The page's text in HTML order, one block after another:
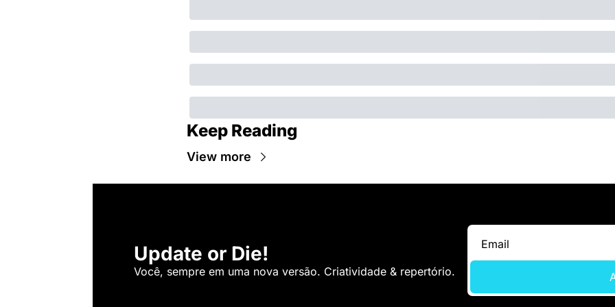
Keep Reading
View more
Update or Die!
Você, sempre em uma nova versão. Criatividade & repertório.